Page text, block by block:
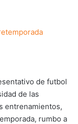
de futbol
de las
entrenamientos,
rumbo a